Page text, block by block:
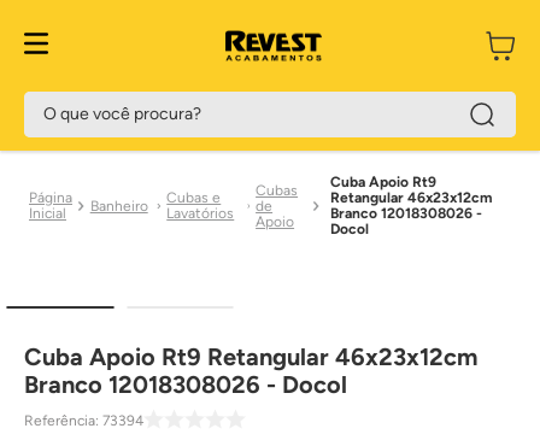
O que você procura?
Banheiro
Cubas e
Lavatórios
Cubas
de
Apoio
Cuba Apoio Rt9
Retangular 46x23x12cm
Branco 12018308026 -
Docol
Cuba Apoio Rt9 Retangular 46x23x12cm
Branco 12018308026 - Docol
Referência: 73394